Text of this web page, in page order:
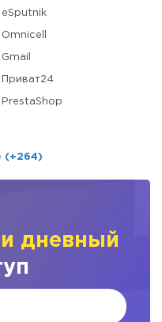
eSputnik
Omnicell
Gmail
Приват24
PrestaShop
(+264)
дневный